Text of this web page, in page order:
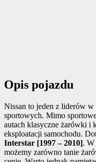
Opis pojazdu
Nissan to jeden z liderów
sportowych. Mimo
autach klasyczne żarówki i
eksploatacji samochodu.
Interstar [1997 – 2010]. W
możemy zarówno tanie